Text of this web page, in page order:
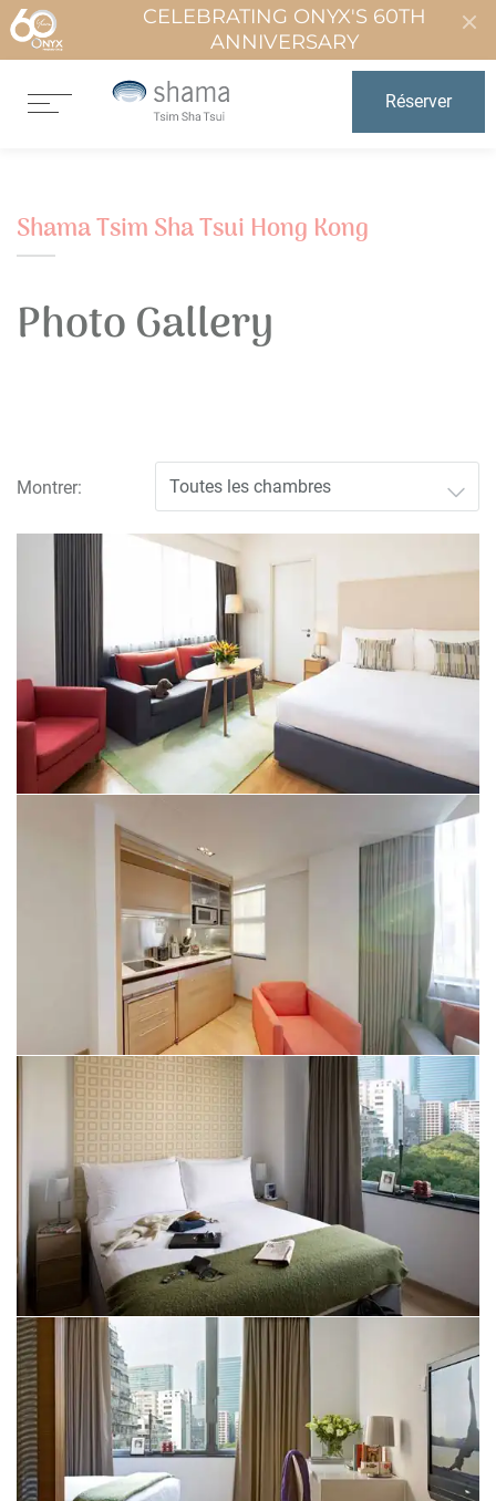
CELEBRATING ONYX'S 60TH
ANNIVERSARY
Réserver
Shama Tsim Sha Tsui Hong Kong
Photo Gallery
Montrer: